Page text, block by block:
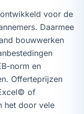
voor de
Daarmee
bouwwerken
norm en
Offerteprijzen
of
het door vele